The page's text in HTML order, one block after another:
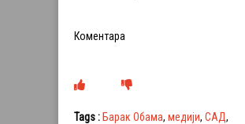
Коментара
Tags : Барак Обама, медији, САД,